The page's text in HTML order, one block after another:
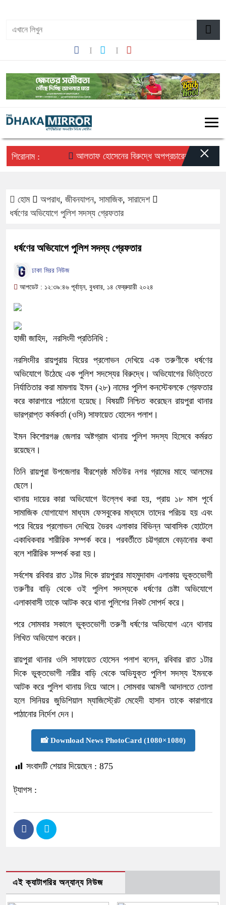
শিরোনাম : আলতাফ হোসেনের বিরুদ্ধে অপপ্রচারের প্রতিবাদে×
হোম অপরাধ, জীবনযাপন, সামাজিক, সারাদেশ
ধর্ষণের অভিযোগে পুলিশ সদস্য গ্রেফতার
ধর্ষণের অভিযোগে পুলিশ সদস্য গ্রেফতার
ঢাকা মিরর নিউজ
আপডেট : ১২:৩৯:৪৬ পূর্বাহ্ন, বুধবার, ১৪ ফেব্রুয়ারী ২০২৪
হাজী জাহিদ, নরসিংদী প্রতিনিধি :
নরসিংদীর রায়পুরায় বিয়ের প্রলোভন দেখিয়ে এক তরুণীকে ধর্ষণের
অভিযোগে উঠেছে এক পুলিশ সদস্যের বিরুদ্ধে। অভিযোগের ভিত্তিতে
নির্যাতিতার করা মামলায় ইমন (২৮) নামের পুলিশ কনস্টেবলকে গ্রেফতার
করে কারাগারে পাঠানো হয়েছে। বিষয়টি নিশ্চিত করেছেন রায়পুরা থানার
ভারপ্রাপ্ত কর্মকর্তা (ওসি) সাফায়েত হোসেন পলাশ।
ইমন কিশোরগঞ্জ জেলার অষ্টগ্রাম থানায় পুলিশ সদস্য হিসেবে কর্মরত
রয়েছেন।
তিনি রায়পুরা উপজেলার বীরশ্রেষ্ঠ মতিউর নগর গ্রামের মাহে আলমের
ছেলে।
থানায় দায়ের কারা অভিযোগে উল্লেখ করা হয়, প্রায় ১৮ মাস পূর্বে
সামাজিক যোগাযোগ মাধ্যম ফেসবুকের মাধ্যমে তাদের পরিচয় হয় এবং
পরে বিয়ের প্রলোভন দেখিয়ে ভৈরব এলাকার বিভিন্ন আবাসিক হোটেলে
একাধিকবার শারীরিক সম্পর্ক করে। পরবর্তীতে চট্টগ্রামে বেড়ানোর কথা
বলে শারীরিক সম্পর্ক করা হয়।
সর্বশেষ রবিবার রাত ১টার দিকে রায়পুরার মাহমুদাবাদ এলাকায় ভুক্তভোগী
তরুণীর বাড়ি থেকে ওই পুলিশ সদস্যকে ধর্ষণের চেষ্টা অভিযোগে
এলাকাবাসী তাকে আটক করে থানা পুলিশের নিকট সোপর্দ করে।
পরে সোমবার সকালে ভুক্তভোগী তরুণী ধর্ষণের অভিযোগ এনে থানায়
লিখিত অভিযোগ করেন।
রায়পুরা থানার ওসি সাফায়েত হোসেন পলাশ বলেন, রবিবার রাত ১টার
দিকে ভুক্তভোগী নারীর বাড়ি থেকে অভিযুক্ত পুলিশ সদস্য ইমনকে
আটক করে পুলিশ থানায় নিয়ে আসে। সোমবার আমলী আদালতে তোলা
হলে সিনিয়র জুডিশিয়াল ম্যাজিস্ট্রেট মেহেদী হাসান তাকে কারাগারে
পাঠানোর নির্দেশ দেন।
📸 Download News PhotoCard (1080×1080)
সংবাদটি শেয়ার দিয়েছেন : 875
ট্যাগস :
এই ক্যাটাগরির অন্যান্য নিউজ